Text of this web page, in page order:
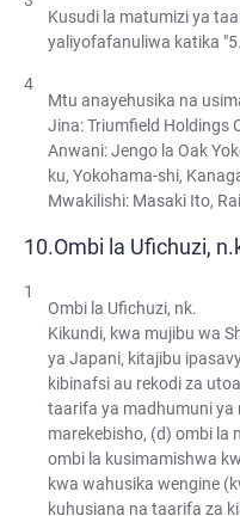
Kusudi la matumizi ya
yaliyofafanuliwa katika
Mtu anayehusika na
Jina: Triumfield Holdings
Anwani: Jengo la Oak
ku, Yokohama-shi,
Mwakilishi: Masaki Ito,
Ombi la Ufichuzi,
Ombi la Ufichuzi, nk.
Kikundi, kwa mujibu wa
ya Japani, kitajibu
kibinafsi au rekodi za
taarifa ya madhumuni ya
marekebisho, (d) ombi la
ombi la kusimamishwa
kwa wahusika wengine
kuhusiana na taarifa za